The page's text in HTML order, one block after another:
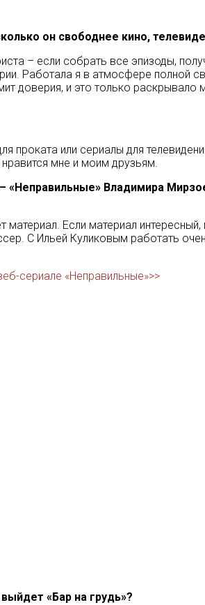
он свободнее кино,
– если собрать все эпизоды,
Работала я в атмосфере полной
доверия, и это только раскрывало
проката или сериалы для
мне и моим друзьям.
«Неправильные» Владимира
Если материал
С Ильей Куликовым работать
сериале «Неправильные»>>
«Бар на грудь»?